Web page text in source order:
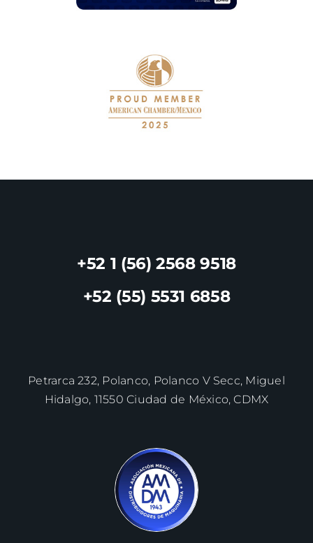
+52 1 (56) 2568 9518
+52 (55) 5531 6858
Petrarca 232, Polanco, Polanco V Secc, Miguel
Hidalgo, 11550 Ciudad de México, CDMX